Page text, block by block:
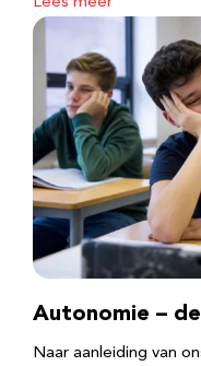
Autonomie –
Naar aanleiding van